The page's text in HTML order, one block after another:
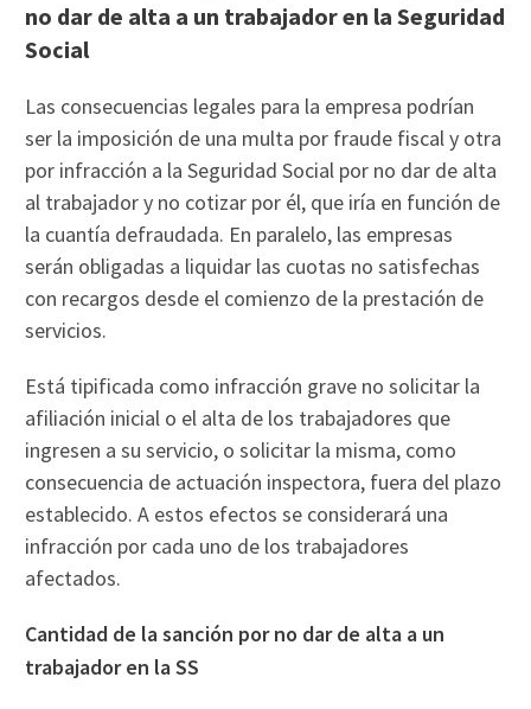
no dar de alta a un trabajador en la Seguridad
Social
Las consecuencias legales para la empresa podrían
ser la imposición de una multa por fraude fiscal y otra
por infracción a la Seguridad Social por no dar de alta
al trabajador y no cotizar por él, que iría en función de
la cuantía defraudada. En paralelo, las empresas
serán obligadas a liquidar las cuotas no satisfechas
con recargos desde el comienzo de la prestación de
servicios.
Está tipificada como infracción grave no solicitar la
afiliación inicial o el alta de los trabajadores que
ingresen a su servicio, o solicitar la misma, como
consecuencia de actuación inspectora, fuera del plazo
establecido. A estos efectos se considerará una
infracción por cada uno de los trabajadores
afectados.
Cantidad de la sanción por no dar de alta a un
trabajador en la SS